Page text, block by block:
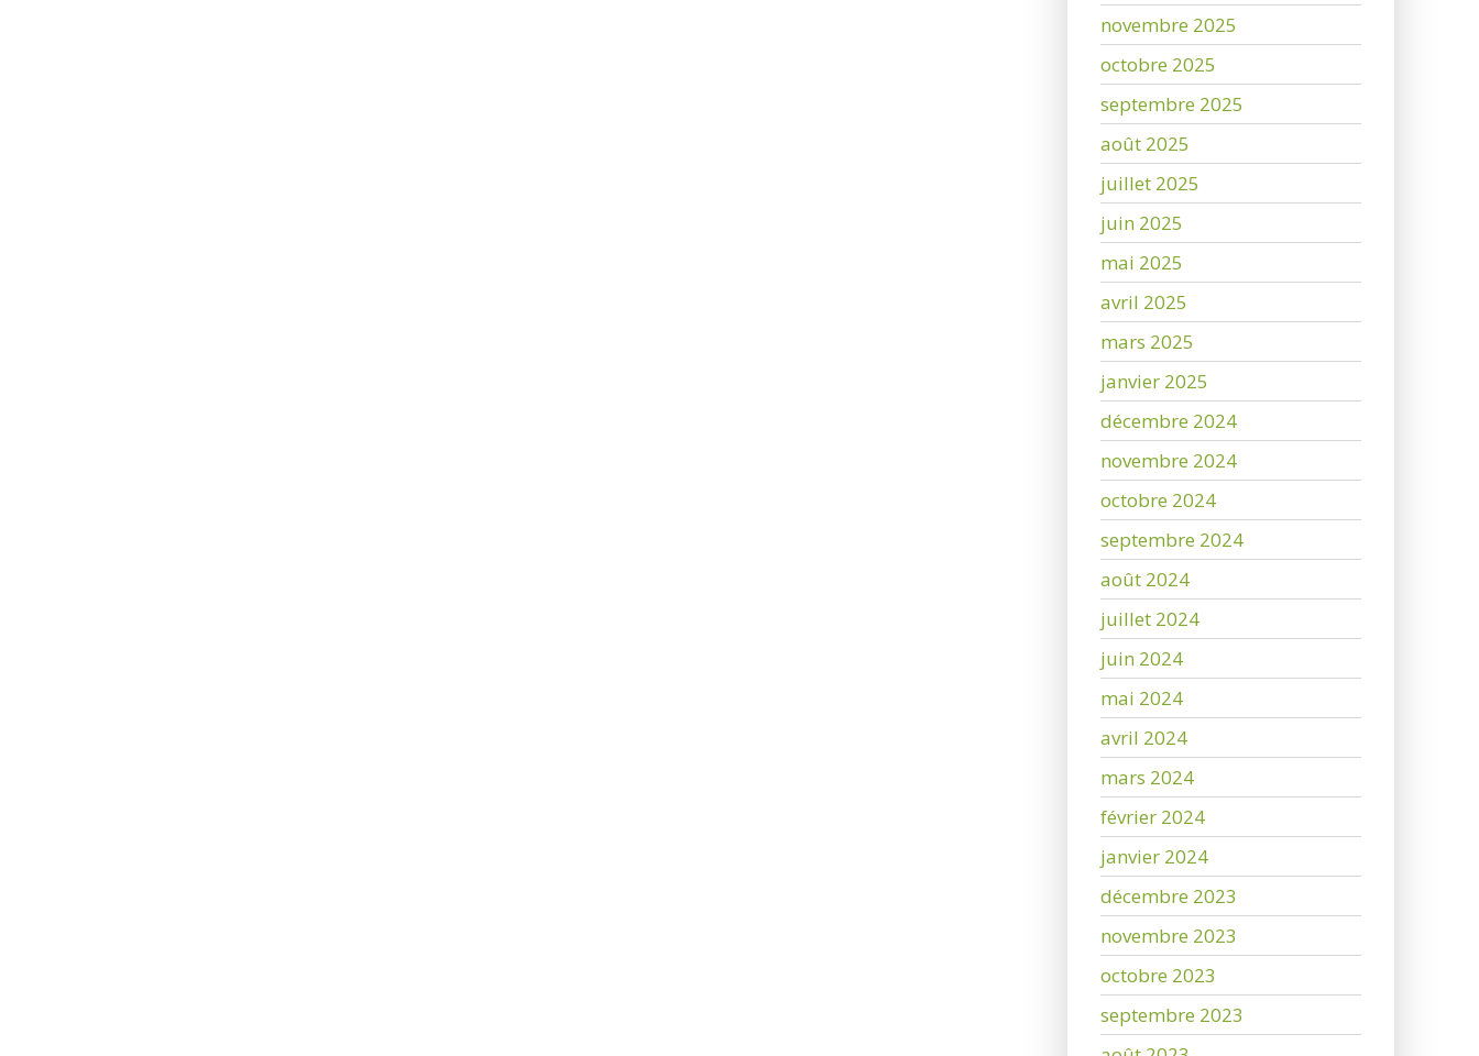
novembre 2025
octobre 2025
septembre 2025
août 2025
juillet 2025
juin 2025
mai 2025
avril 2025
mars 2025
janvier 2025
décembre 2024
novembre 2024
octobre 2024
septembre 2024
août 2024
juillet 2024
juin 2024
mai 2024
avril 2024
mars 2024
février 2024
janvier 2024
décembre 2023
novembre 2023
octobre 2023
septembre 2023